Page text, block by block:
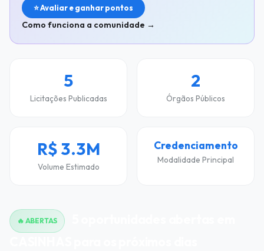
⭐ Avaliar e ganhar pontos
Como funciona a comunidade →
5
Licitações Publicadas
2
Órgãos Públicos
R$ 3.3M
Volume Estimado
Credenciamento
Modalidade Principal
🔥 ABERTAS